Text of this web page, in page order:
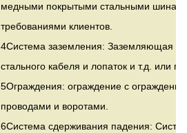
медными покрытыми стальными шинами
требованиями клиентов.
4Система заземления: Заземляющая
стального кабеля и лопаток и т.д. или
5Ограждения: ограждение с
проводами и воротами.
6Система сдерживания падения: